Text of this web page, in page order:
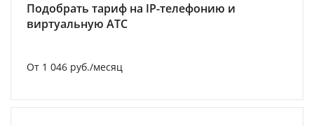
Подобрать тариф на IP-телефонию и
виртуальную АТС
От 1 046 руб./месяц